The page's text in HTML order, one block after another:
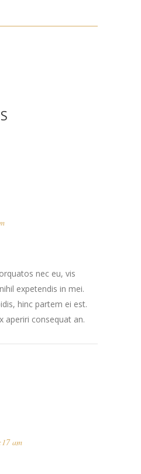
nec eu, vis
expetendis in mei.
hinc partem ei est.
aperiri consequat an.
am